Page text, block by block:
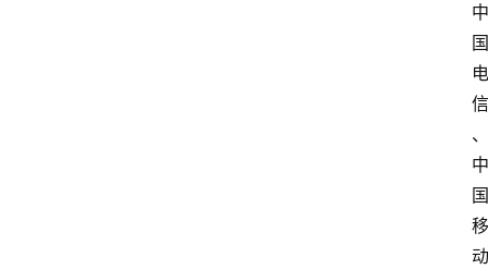
中
国
电
信
、
中
国
移
动